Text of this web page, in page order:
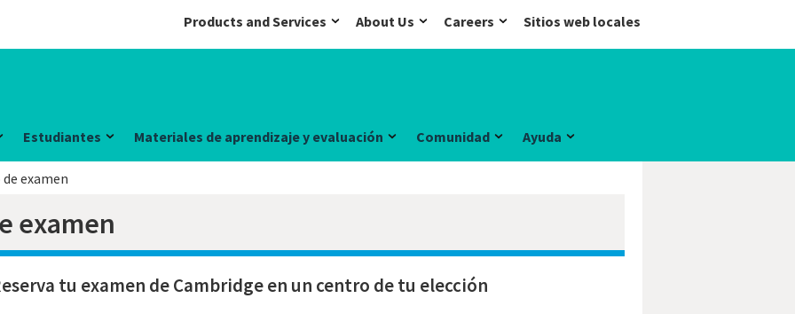
Products and Services About Us Careers Sitios web locales
Estudiantes Materiales de aprendizaje y evaluación Comunidad Ayuda
examen
examen
tu examen de Cambridge en un centro de tu elección